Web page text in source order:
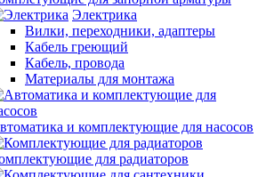
Электрика
Вилки, переходники, адаптеры
Кабель греющий
Кабель, провода
Материалы для монтажа
и комплектующие для насосов
для радиаторов